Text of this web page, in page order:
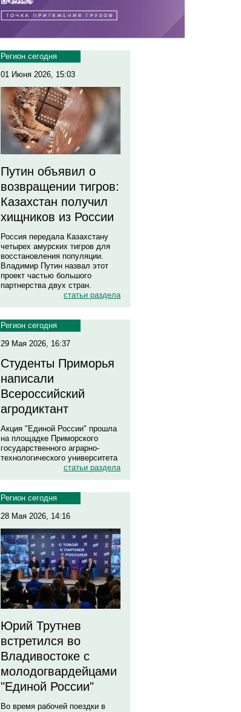
Регион сегодня
01 Июня 2026, 15:03
Путин объявил о
возвращении тигров:
Казахстан получил
хищников из России
Россия передала Казахстану
четырех амурских тигров для
восстановления популяции.
Владимир Путин назвал этот
проект частью большого
партнерства двух стран.
статьи раздела
Регион сегодня
29 Мая 2026, 16:37
Студенты Приморья
написали
Всероссийский
агродиктант
Акция "Единой России" прошла
на площадке Приморского
государственного аграрно-
технологического университета
статьи раздела
Регион сегодня
28 Мая 2026, 14:16
Юрий Трутнев
встретился во
Владивостоке с
молодогвардейцами
"Единой России"
Во время рабочей поездки в